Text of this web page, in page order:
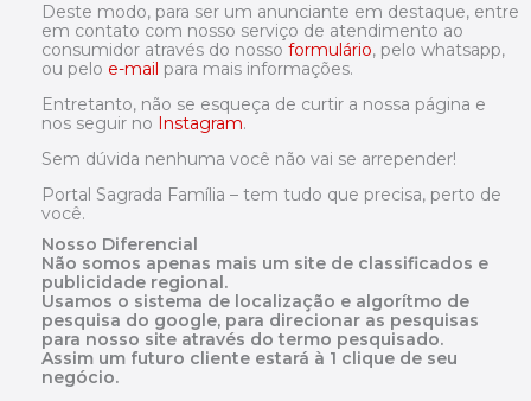
Deste modo, para ser um anunciante em destaque, entre
em contato com nosso serviço de atendimento ao
consumidor através do nosso formulário, pelo whatsapp,
ou pelo e-mail para mais informações.
Entretanto, não se esqueça de curtir a nossa página e
nos seguir no Instagram.
Sem dúvida nenhuma você não vai se arrepender!
Portal Sagrada Família – tem tudo que precisa, perto de
você.
Nosso Diferencial
Não somos apenas mais um site de classificados e
publicidade regional.
Usamos o sistema de localização e algorítmo de
pesquisa do google, para direcionar as pesquisas
para nosso site através do termo pesquisado.
Assim um futuro cliente estará à 1 clique de seu
negócio.